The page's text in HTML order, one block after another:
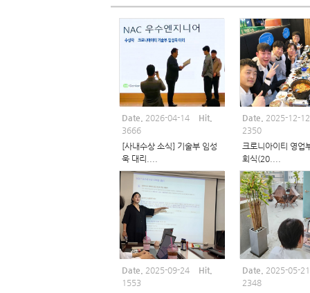
Date. 2026-04-14
Hit.
3666
[사내수상 소식] 기술부 임성
욱 대리....
Date.
2025-12-
2350
크로니아이티 영업
회식(20....
Date. 2025-09-24
Hit.
1553
Date.
2025-05-
2348